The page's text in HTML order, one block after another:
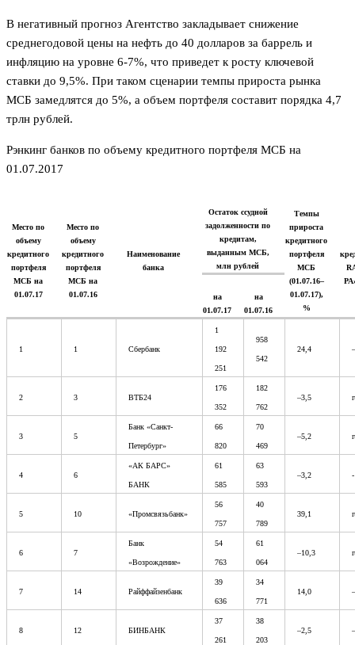
В негативный прогноз Агентство закладывает снижение
среднегодовой цены на нефть до 40 долларов за баррель и
инфляцию на уровне 6-7%, что приведет к росту ключевой
ставки до 9,5%. При таком сценарии темпы прироста рынка
МСБ замедлятся до 5%, а объем портфеля составит порядка 4,7
трлн рублей.
Рэнкинг банков по объему кредитного портфеля МСБ на
01.07.2017
Место по
объему
кредитного
портфеля
МСБ на
01.07.17
Место по
объему
кредитного
портфеля
МСБ на
01.07.16
Наименование
банка
Остаток ссудной
задолженности по
кредитам,
выданным МСБ,
млн рублей
Темпы
прироста
кредитного
портфеля
МСБ
(01.07.16–
01.07.17),
%
на
01.07.17
на
01.07.16
1 1 Сбербанк
1
192
251
958
542
24,4 –
2 3 ВТБ24
176
352
182
762
–3,5
3 5
Банк «Санкт-
Петербург»
66
820
70
469
–5,2
4 6
«АК БАРС»
БАНК
61
585
63
593
–3,2 -
5 10 «Промсвязьбанк»
56
757
40
789
39,1
6 7
Банк
«Возрождение»
54
763
61
064
–10,3
7 14 Райффайзенбанк
39
636
34
771
14,0 –
8 12 БИНБАНК
37
261
38
203
–2,5 –